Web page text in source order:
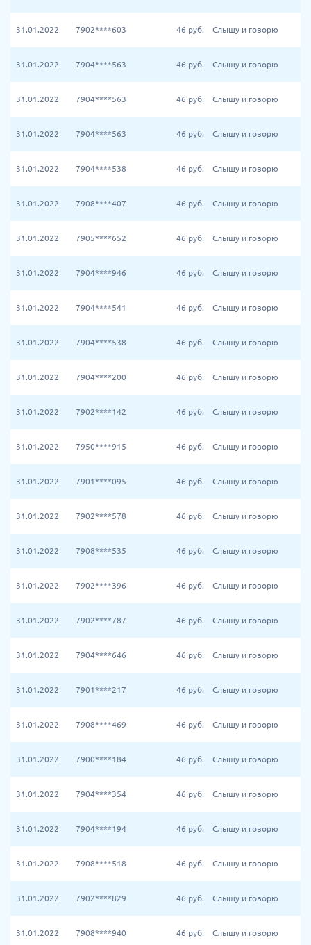
31.01.2022 7902****603 46 руб. Слышу и говорю
31.01.2022 7904****563 46 руб. Слышу и говорю
31.01.2022 7904****563 46 руб. Слышу и говорю
31.01.2022 7904****563 46 руб. Слышу и говорю
31.01.2022 7904****538 46 руб. Слышу и говорю
31.01.2022 7908****407 46 руб. Слышу и говорю
31.01.2022 7905****652 46 руб. Слышу и говорю
31.01.2022 7904****946 46 руб. Слышу и говорю
31.01.2022 7904****541 46 руб. Слышу и говорю
31.01.2022 7904****538 46 руб. Слышу и говорю
31.01.2022 7904****200 46 руб. Слышу и говорю
31.01.2022 7902****142 46 руб. Слышу и говорю
31.01.2022 7950****915 46 руб. Слышу и говорю
31.01.2022 7901****095 46 руб. Слышу и говорю
31.01.2022 7902****578 46 руб. Слышу и говорю
31.01.2022 7908****535 46 руб. Слышу и говорю
31.01.2022 7902****396 46 руб. Слышу и говорю
31.01.2022 7902****787 46 руб. Слышу и говорю
31.01.2022 7904****646 46 руб. Слышу и говорю
31.01.2022 7901****217 46 руб. Слышу и говорю
31.01.2022 7908****469 46 руб. Слышу и говорю
31.01.2022 7900****184 46 руб. Слышу и говорю
31.01.2022 7904****354 46 руб. Слышу и говорю
31.01.2022 7904****194 46 руб. Слышу и говорю
31.01.2022 7908****518 46 руб. Слышу и говорю
31.01.2022 7902****829 46 руб. Слышу и говорю
31.01.2022 7908****940 46 руб. Слышу и говорю